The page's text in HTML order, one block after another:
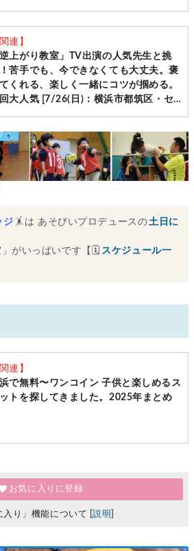
関連】
逆上がり教室」TV出演の人気先生と挑
苦手でも、今できなくても大丈夫。褒
くれる、楽しく一緒にコツが掴める。
大人気 [7/26(日)：横浜市都筑区・セ
ジ 🤸は あそびいプロデュースの土日に
がいっぱいです【🗓 スケジュール一
関連】
で無料〜ワンコイン 子供と楽しめるス
トを探してきました。2025年まとめ
お気に入りに登録
入り」機能について [説明